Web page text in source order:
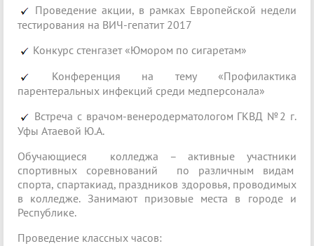
Проведение акции, в рамках Европейской недели
тестирования на ВИЧ-гепатит 2017
Конкурс стенгазет «Юмором по сигаретам»
Конференция на тему «Профилактика
парентеральных инфекций среди медперсонала»
Встреча с врачом-венеродерматологом ГКВД №2 г.
Уфы Атаевой Ю.А.
Обучающиеся колледжа – активные участники
спортивных соревнований по различным видам
спорта, спартакиад, праздников здоровья, проводимых
в колледже. Занимают призовые места в городе и
Республике.
Проведение классных часов: